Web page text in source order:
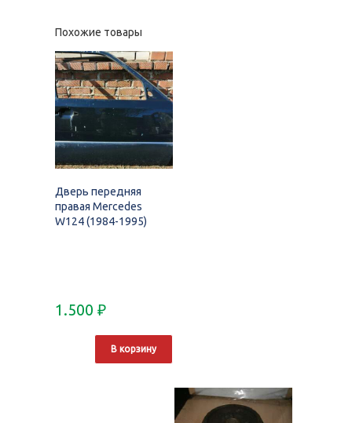
Похожие товары
Дверь передняя
правая Mercedes
W124 (1984-1995)
1.500 ₽
В корзину